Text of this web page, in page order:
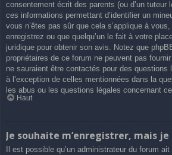
consentement écrit des parents (ou d’un tuteur
ces informations permettant d’identifier un
vous n’êtes pas sûr que cela s’applique à
enregistrez ou que quelqu’un le fait à votre
juridique pour obtenir son avis. Notez que
propriétaires de ce forum ne peuvent pas
ne sauraient être contactés pour des questions
à l’exception de celles mentionnées dans la
les abus ou les questions légales concernant
Haut
Je souhaite m’enregistrer, mais je
Il est possible qu’un administrateur du forum